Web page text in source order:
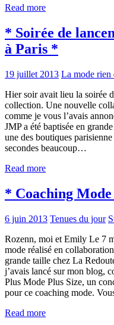
Read more
* Soirée de
à Paris *
19 juillet 2013 La mode rien
Hier soir avait lieu la soirée
collection. Une nouvelle
comme je vous l’avais
JMP a été baptisée en
une des boutiques
secondes beaucoup…
Read more
* Coaching
6 juin 2013 Tenues du jour
Rozenn, moi et Emily Le 7
mode réalisé en
grande taille chez La
j’avais lancé sur mon blog,
Plus Mode Plus Size, un
pour ce coaching mode.
Read more